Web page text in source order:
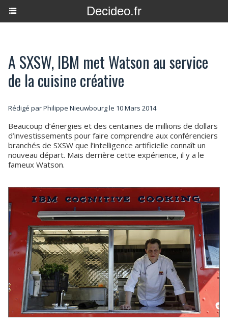
Decideo.fr
A SXSW, IBM met Watson au service
de la cuisine créative
Rédigé parPhilippe Nieuwbourgle 10 Mars 2014
Beaucoup d’énergies et des centaines de millions de dollars
d’investissements pour faire comprendre aux conférenciers
branchés de SXSW que l’intelligence artificielle connaît un
nouveau départ. Mais derrière cette expérience, il y a le
fameux Watson.